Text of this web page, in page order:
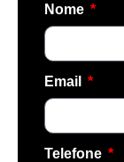
Nome
Email
Telefone